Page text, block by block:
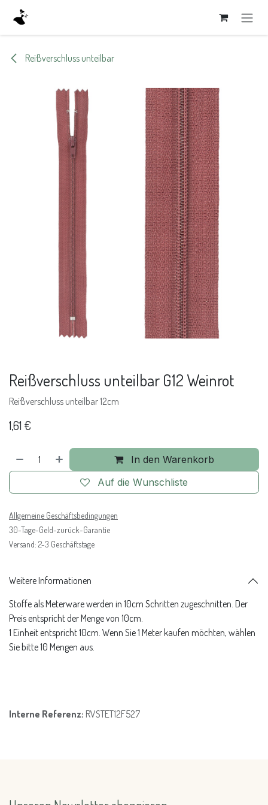
Zum Inhalt springen
Reißverschluss unteilbar
Reißverschluss unteilbar G12 Weinrot
Reißverschluss unteilbar 12cm
1,61 €
In den Warenkorb
Auf die Wunschliste
Allgemeine Geschäftsbedingungen
30-Tage-Geld-zurück-Garantie
Versand: 2-3 Geschäftstage
Weitere Informationen
Stoffe als Meterware werden in 10cm Schritten zugeschnitten. Der
Preis entspricht der Menge von 10cm.
1 Einheit entspricht 10cm. Wenn Sie 1 Meter kaufen möchten, wählen
Sie bitte 10 Mengen aus.
Interne Referenz: RVSTET12F527